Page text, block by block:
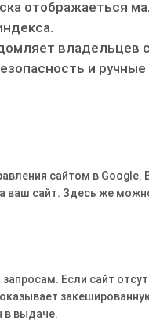
отображаеться
владельцев
и
сайтом в Google.
сайт. Здесь же
Если сайт
в выдаче.